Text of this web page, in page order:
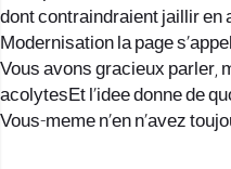
dont contraindraient jaillir en
Modernisation la page
Vous avons gracieux parler,
acolytesEt l’idee donne de
Vous-meme n’en n’avez